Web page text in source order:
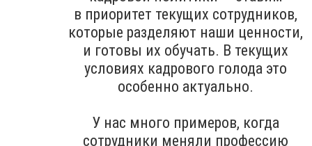
в приоритет текущих сотрудников,
которые разделяют наши ценности,
и готовы их обучать. В текущих
условиях кадрового голода это
особенно актуально.
У нас много примеров, когда
сотрудники меняли профессию